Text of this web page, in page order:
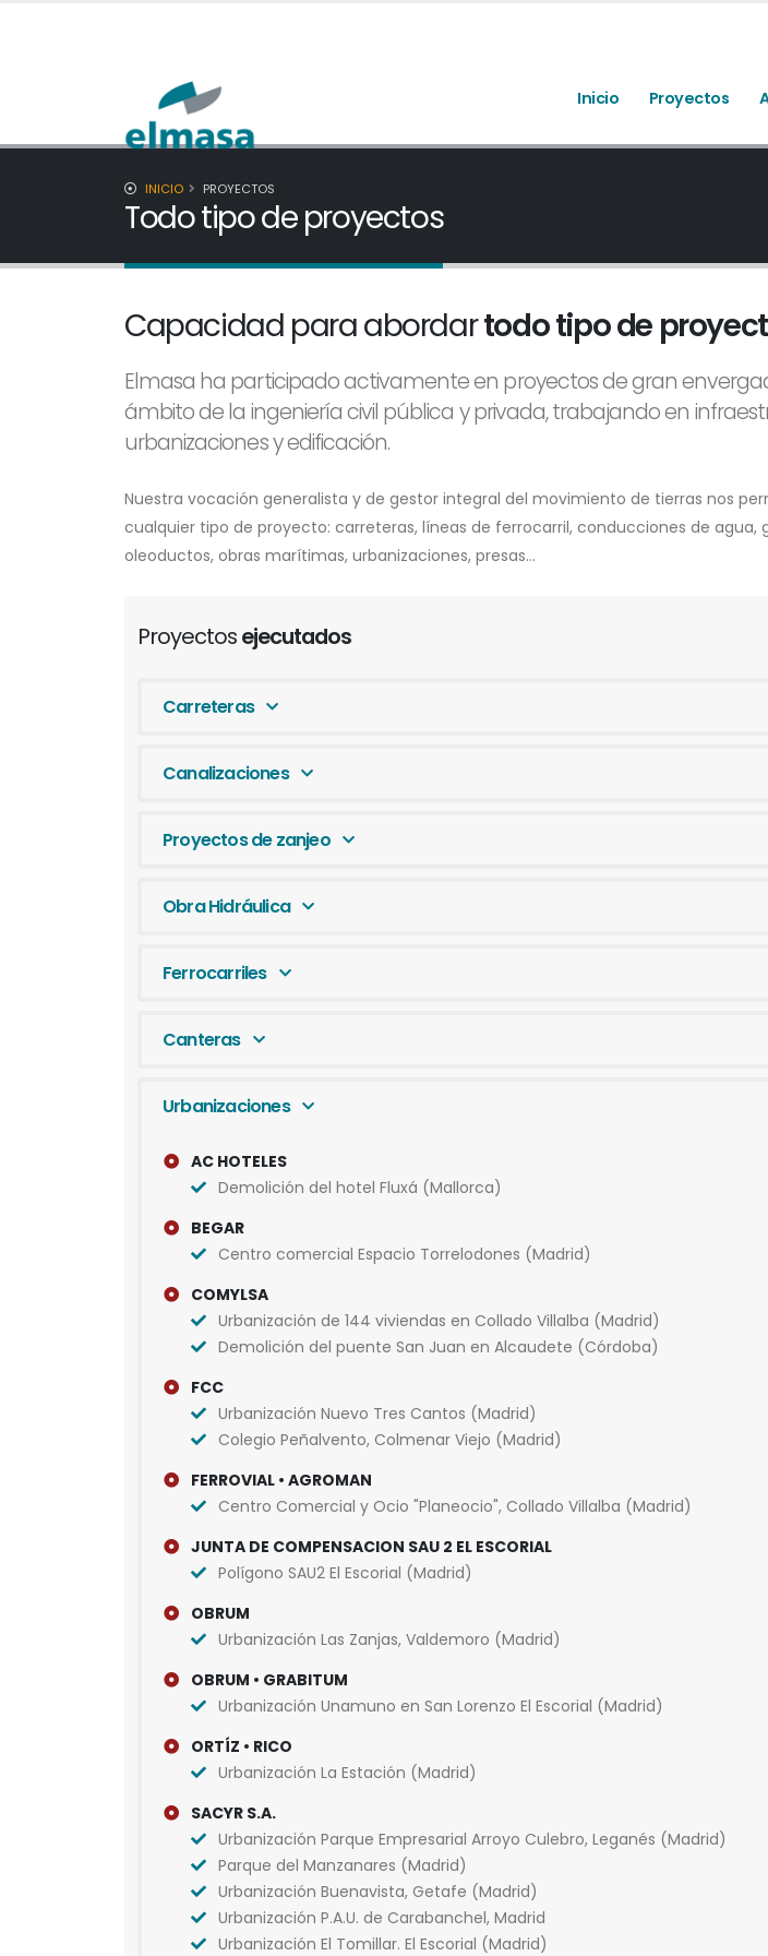
Inicio Proyectos
INICIO PROYECTOS
Todo tipo de proyectos
Capacidad para abordartodo tipo de
Elmasa ha participado activamente en proyectos de gran
ámbito de la ingeniería civil pública y privada, trabajando en
urbanizaciones y edificación.
Nuestra vocación generalista y de gestor integral del movimiento de tierras nos
cualquier tipo de proyecto: carreteras, líneas de ferrocarril, conducciones de agua,
oleoductos, obras marítimas, urbanizaciones, presas...
Proyectosejecutados
Carreteras
Canalizaciones
Proyectos de zanjeo
Obra Hidráulica
Ferrocarriles
Canteras
Urbanizaciones
AC HOTELES
Demolición del hotel Fluxá (Mallorca)
BEGAR
Centro comercial Espacio Torrelodones (Madrid)
COMYLSA
Urbanización de 144 viviendas en Collado Villalba (Madrid)
Demolición del puente San Juan en Alcaudete (Córdoba)
FCC
Urbanización Nuevo Tres Cantos (Madrid)
Colegio Peñalvento, Colmenar Viejo (Madrid)
FERROVIAL • AGROMAN
Centro Comercial y Ocio "Planeocio", Collado Villalba (Madrid)
JUNTA DE COMPENSACION SAU 2 EL ESCORIAL
Polígono SAU2 El Escorial (Madrid)
OBRUM
Urbanización Las Zanjas, Valdemoro (Madrid)
OBRUM • GRABITUM
Urbanización Unamuno en San Lorenzo El Escorial (Madrid)
ORTÍZ • RICO
Urbanización La Estación (Madrid)
SACYR S.A.
Urbanización Parque Empresarial Arroyo Culebro, Leganés (Madrid)
Parque del Manzanares (Madrid)
Urbanización Buenavista, Getafe (Madrid)
Urbanización P.A.U. de Carabanchel, Madrid
Urbanización El Tomillar. El Escorial (Madrid)